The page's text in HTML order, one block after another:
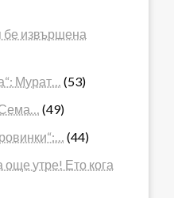
бе извършена
Мурат…
(53)
(49)
(44)
утре! Ето кога